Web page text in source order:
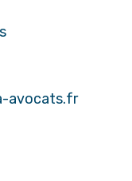
avocats.fr